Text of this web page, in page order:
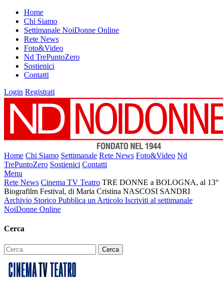
Home
Chi Siamo
Settimanale NoiDonne Online
Rete News
Foto&Video
Nd TrePuntoZero
Sostienici
Contatti
Login Registrati
Home Chi Siamo Settimanale Rete News Foto&Video Nd
TrePuntoZero Sostienici Contatti
Menu
Rete News Cinema TV Teatro TRE DONNE a BOLOGNA, al 13°
Biografilm Festival, di Maria Cristina NASCOSI SANDRI
Archivio Storico Pubblica un Articolo Iscriviti al settimanale
NoiDonne Online
Cerca